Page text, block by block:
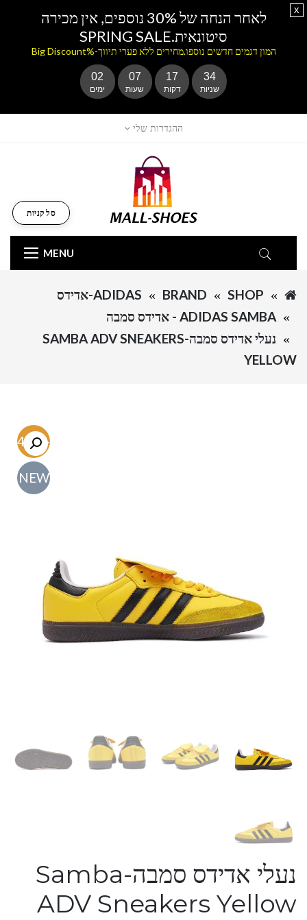
ההגדרות שלי
MENU
סל קניות
SHOP
BRAND
ADIDAS-אדידס
ADIDAS SAMBA - אדידס סמבה
נעלי אדידס סמבה-SAMBA ADV SNEAKERS
YELLOW
-54.7%
NEW
נעלי אדידס סמבה-Samba
ADV Sneakers Yellow
לאחר הנחה של 30% נוספים, אין מכירה
סיטונאית.SPRING SALE
המון דגמים חדשים נוספו.מחירים ללא פערי תיווך-%Big Discount
02
ימים
07
שעות
17
דקות
34
שניות
x